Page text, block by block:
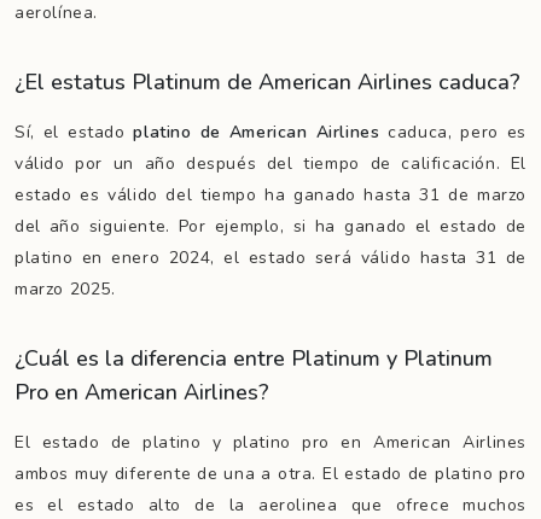
aerolínea.
¿El estatus Platinum de American Airlines caduca?
Sí, el estadoplatino de American Airlinescaduca, pero es
válido por un año después del tiempo de calificación. El
estado es válido del tiempo ha ganado hasta 31 de marzo
del año siguiente. Por ejemplo, si ha ganado el estado de
platino en enero 2024, el estado será válido hasta 31 de
marzo 2025.
¿Cuál es la diferencia entre Platinum y Platinum
Pro en American Airlines?
El estado de platino y platino pro en American Airlines
ambos muy diferente de una a otra. El estado de platino pro
es el estado alto de la aerolinea que ofrece muchos